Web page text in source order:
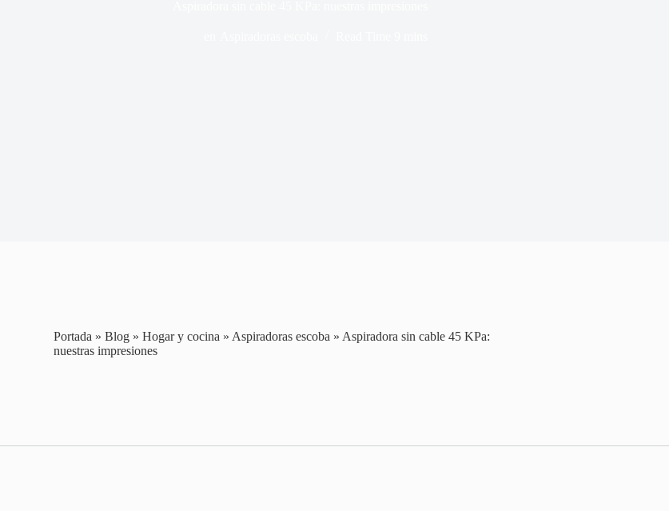
Portada »Blog »Hogar y cocina » Aspiradoras escoba » Aspiradora sin cable 45 KPa:
nuestras impresiones